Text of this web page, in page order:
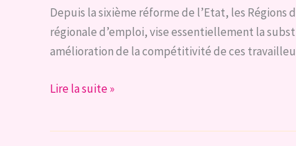
le
défi
d’une
Depuis la sixième réforme de l’Etat, les
régionale d’emploi, vise essentiellement la
amélioration de la compétitivité de ces
Étude
Lire la suite »